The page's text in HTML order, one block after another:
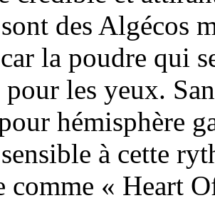
des Algécos
la poudre qui
pour les yeux.
hémisphère
à cette
comme « Heart